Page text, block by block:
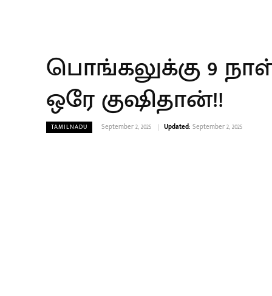
பொங்கலுக்கு 9
ஒரே குஷிதான்!!
TAMILNADU September 2, 2025 Updated: September 2, 2025